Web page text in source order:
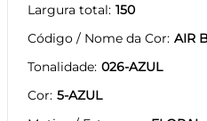
Largura total 150
Código / Nome da Cor AIR
Tonalidade 026-AZUL
Cor 5-AZUL